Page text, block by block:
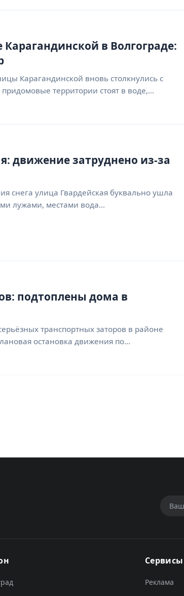
в Волгограде:
Карагандинской вновь столкнулись с
территории стоят в воде,…
движение затруднено из-за
снега улица Гвардейская буквально ушла
лужами, местами вода…
подтоплены дома в
транспортных заторов в районе
остановка движения по…
Сервисы
Реклама